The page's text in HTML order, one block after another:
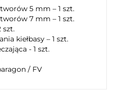
5 mm – 1 szt.
7 mm – 1 szt.
szt.
kiełbasy – 1 szt.
- 1 szt.
/ FV